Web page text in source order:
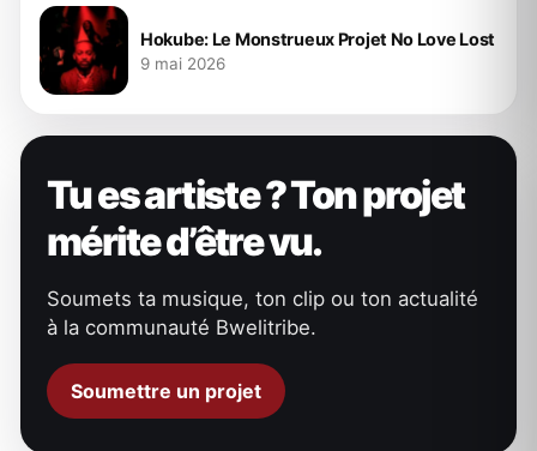
Hokube: Le Monstrueux Projet No Love Lost
9 mai 2026
Tu es artiste ? Ton projet
mérite d’être vu.
Soumets ta musique, ton clip ou ton actualité
à la communauté Bwelitribe.
Soumettre un projet